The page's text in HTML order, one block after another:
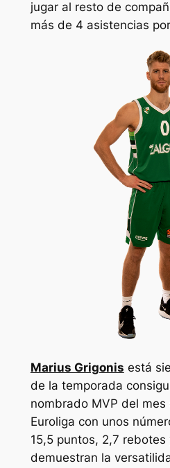
jugar al resto de
más de 4 asistencias
Marius Grigonis está
de la temporada
nombrado MVP del
Euroliga con unos
15,5 puntos, 2,7
demuestran la